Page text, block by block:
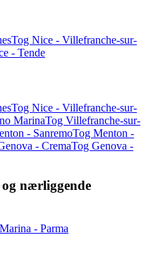
Tog Nice - Villefranche-sur-
- Tende
Tog Nice - Villefranche-sur-
MarinaTog Villefranche-sur-
- SanremoTog Menton -
- CremaTog Genova -
nærliggende
- Parma